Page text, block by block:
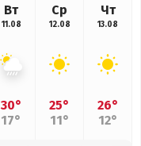
Вт
11.08
30°
17°
Ср
12.08
25°
11°
Чт
13.08
26°
12°